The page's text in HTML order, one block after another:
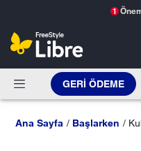
1
GERI ÖDEME
Ana Sayfa Başlarken